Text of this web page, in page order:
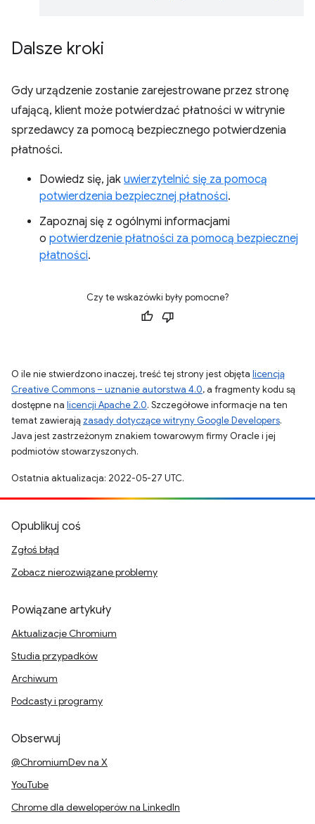
Dalsze kroki
Gdy urządzenie zostanie zarejestrowane przez stronę
ufającą, klient może potwierdzać płatności w witrynie
sprzedawcy za pomocą bezpiecznego potwierdzenia
płatności.
Dowiedz się, jak uwierzytelnić się za pomocą
potwierdzenia bezpiecznej płatności.
Zapoznaj się z ogólnymi informacjami
o potwierdzenie płatności za pomocą bezpiecznej
płatności.
Czy te wskazówki były pomocne?
O ile nie stwierdzono inaczej, treść tej strony jest objęta licencją
Creative Commons – uznanie autorstwa 4.0, a fragmenty kodu są
dostępne na licencji Apache 2.0. Szczegółowe informacje na ten
temat zawierają zasady dotyczące witryny Google Developers.
Java jest zastrzeżonym znakiem towarowym firmy Oracle i jej
podmiotów stowarzyszonych.
Ostatnia aktualizacja: 2022-05-27 UTC.
Opublikuj coś
Zgłoś błąd
Zobacz nierozwiązane problemy
Powiązane artykuły
Aktualizacje Chromium
Studia przypadków
Archiwum
Podcasty i programy
Obserwuj
@ChromiumDev na X
YouTube
Chrome dla deweloperów na LinkedIn